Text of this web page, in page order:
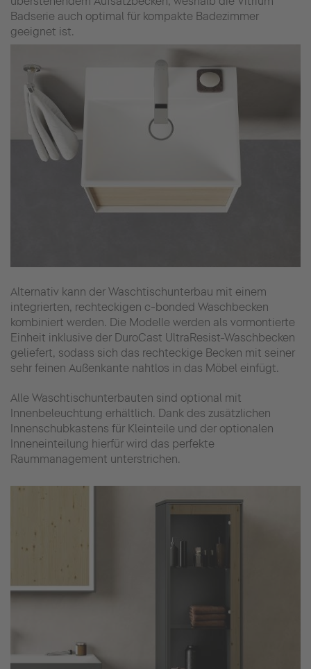
Badserie auch optimal für kompakte Badezimmer
geeignet ist.
Alternativ kann der Waschtischunterbau mit einem
integrierten, rechteckigen c-bonded Waschbecken
kombiniert werden. Die Modelle werden als vormontierte
Einheit inklusive der DuroCast UltraResist-Waschbecken
geliefert, sodass sich das rechteckige Becken mit seiner
sehr feinen Außenkante nahtlos in das Möbel einfügt.
Alle Waschtischunterbauten sind optional mit
Innenbeleuchtung erhältlich. Dank des zusätzlichen
Innenschubkastens für Kleinteile und der optionalen
Inneneinteilung hierfür wird das perfekte
Raummanagement unterstrichen.